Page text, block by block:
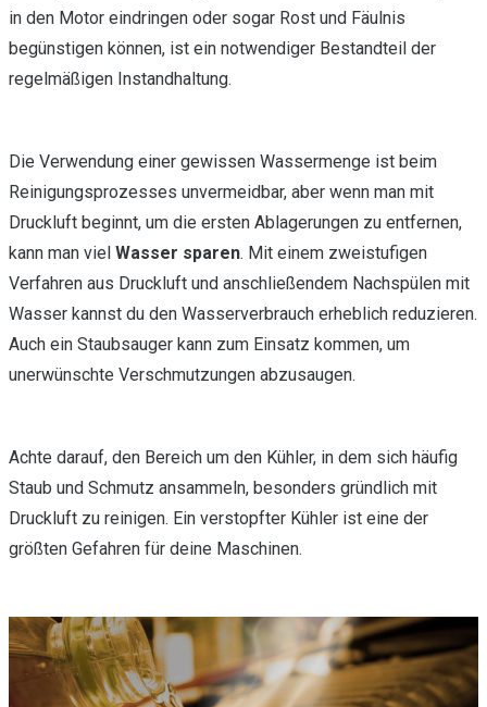
in den Motor eindringen oder sogar Rost und Fäulnis
begünstigen können, ist ein notwendiger Bestandteil der
regelmäßigen Instandhaltung.
Die Verwendung einer gewissen Wassermenge ist beim
Reinigungsprozesses unvermeidbar, aber wenn man mit
Druckluft beginnt, um die ersten Ablagerungen zu entfernen,
kann man viel Wasser sparen. Mit einem zweistufigen
Verfahren aus Druckluft und anschließendem Nachspülen mit
Wasser kannst du den Wasserverbrauch erheblich reduzieren.
Auch ein Staubsauger kann zum Einsatz kommen, um
unerwünschte Verschmutzungen abzusaugen.
Achte darauf, den Bereich um den Kühler, in dem sich häufig
Staub und Schmutz ansammeln, besonders gründlich mit
Druckluft zu reinigen. Ein verstopfter Kühler ist eine der
größten Gefahren für deine Maschinen.